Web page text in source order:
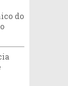
do